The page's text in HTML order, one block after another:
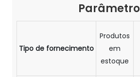
Parâmetro
Tipo de fornecimento
Produtos
em
estoque